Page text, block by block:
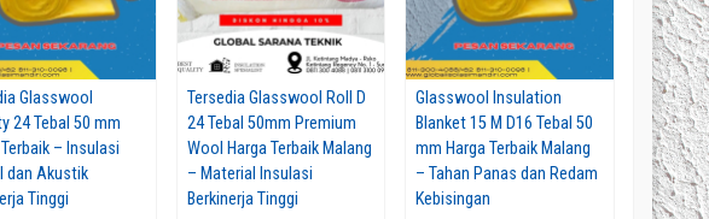
Glasswool
24 Tebal 50 mm
– Insulasi
dan Akustik
Tinggi
Tersedia Glasswool Roll D
24 Tebal 50mm Premium
Wool Harga Terbaik Malang
– Material Insulasi
Berkinerja Tinggi
Glasswool Insulation
Blanket 15 M D16 Tebal 50
mm Harga Terbaik Malang
– Tahan Panas dan Redam
Kebisingan